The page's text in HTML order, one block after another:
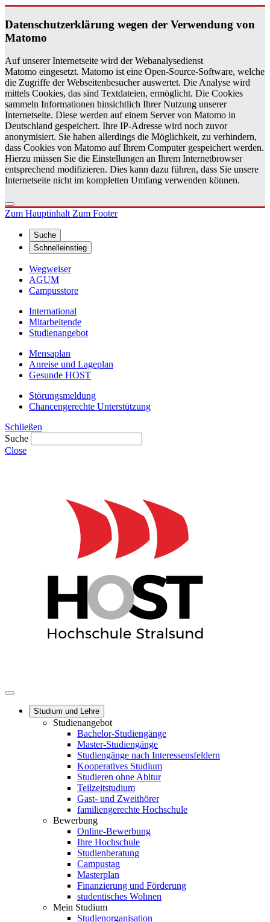
Da­ten­schutz­er­klä­rung wegen der Ver­wen­dung von
Ma­to­mo
Auf unserer Internetseite wird der Webanalysedienst
Matomo eingesetzt. Matomo ist eine Open-Source-Software, welche
die Zugriffe der Webseitenbesucher auswertet. Die Analyse wird
mittels Cookies, das sind Textdateien, ermöglicht. Die Cookies
sammeln Informationen hinsichtlich Ihrer Nutzung unserer
Internetseite. Diese werden auf einem Server von Matomo in
Deutschland gespeichert. Ihre IP-Adresse wird noch zuvor
anonymisiert. Sie haben allerdings die Möglichkeit, zu verhindern,
dass Cookies von Matomo auf Ihrem Computer gespeichert werden.
Hierzu müssen Sie die Einstellungen an Ihrem Internetbrowser
entsprechend modifizieren. Dies kann dazu führen, dass Sie unsere
Internetseite nicht im kompletten Umfang verwenden können.
Zum HauptinhaltZum Footer
Suche
Schnelleinstieg
Wegweiser
AGUM
Campusstore
International
Mitarbeitende
Studienangebot
Mensaplan
Anreise und Lageplan
Gesunde HOST
Störungsmeldung
Chancengerechte Unterstützung
Schließen
Suche
Close
Studium und Lehre
Studienangebot
Bachelor-Studiengänge
Master-Studiengänge
Studiengänge nach Interessensfeldern
Kooperatives Studium
Studieren ohne Abitur
Teilzeitstudium
Gast- und Zweithörer
familiengerechte Hochschule
Bewerbung
Online-Bewerbung
Ihre Hochschule
Studienberatung
Campustag
Masterplan
Finanzierung und Förderung
studentisches Wohnen
Mein Studium
Studienorganisation